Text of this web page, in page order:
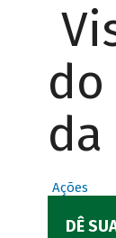
do
da
Ações
DÊ